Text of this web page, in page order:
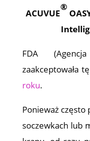
ACUVUE
®
FDA
zaakceptowała
roku.
Ponieważ często
soczewkach lub